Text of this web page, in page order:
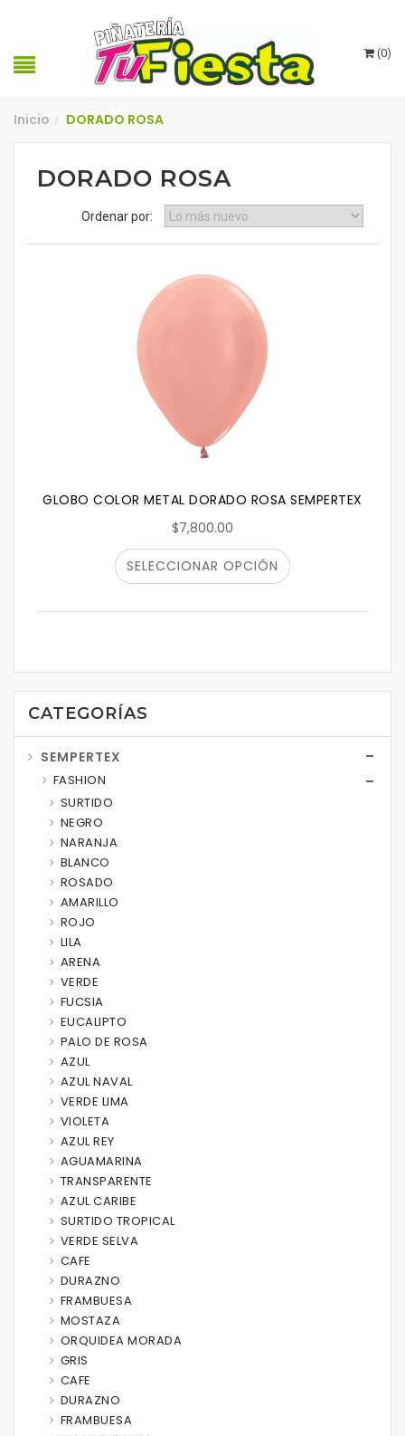
(0)
Inicio / DORADO ROSA
DORADO ROSA
Ordenar por:
GLOBO COLOR METAL DORADO ROSA SEMPERTEX
$7,800.00
SELECCIONAR OPCIÓN
CATEGORÍAS
SEMPERTEX
FASHION
SURTIDO
NEGRO
NARANJA
BLANCO
ROSADO
AMARILLO
ROJO
LILA
ARENA
VERDE
FUCSIA
EUCALIPTO
PALO DE ROSA
AZUL
AZUL NAVAL
VERDE LIMA
VIOLETA
AZUL REY
AGUAMARINA
TRANSPARENTE
AZUL CARIBE
SURTIDO TROPICAL
VERDE SELVA
CAFE
DURAZNO
FRAMBUESA
MOSTAZA
ORQUIDEA MORADA
GRIS
CAFE
DURAZNO
FRAMBUESA